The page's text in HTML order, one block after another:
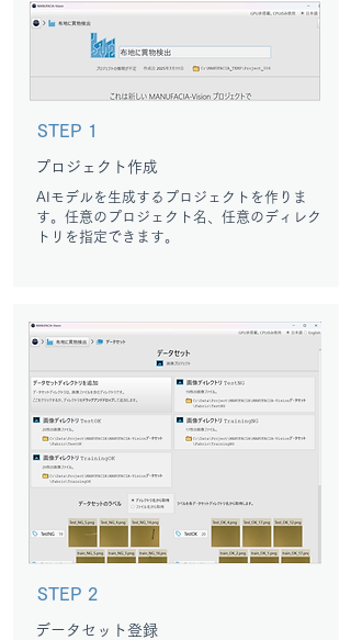
STEP 1
プロジェクト作成
AIモデルを生成するプロジェクトを作りま
す。任意のプロジェクト名、任意のディレク
トリを指定できます。
STEP 2
データセット登録